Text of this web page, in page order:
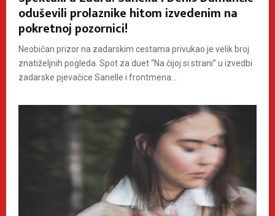
oduševili prolaznike hitom izvedenim na
pokretnoj pozornici!
Neobičan prizor na zadarskim cestama privukao je velik broj
znatiželjnih pogleda. Spot za duet “Na čijoj si strani” u izvedbi
zadarske pjevačice Sanelle i frontmena...